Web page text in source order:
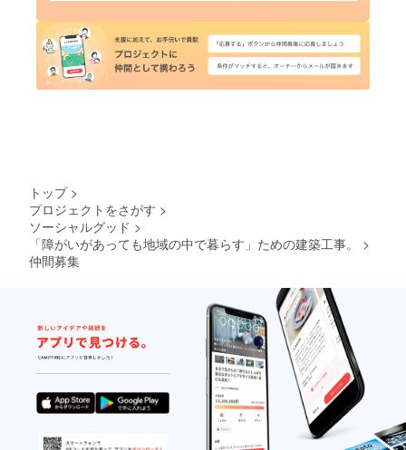
トップ >
プロジェクトをさがす >
ソーシャルグッド >
「障がいがあっても地域の中で暮らす」ための建築工事。
>
仲間募集